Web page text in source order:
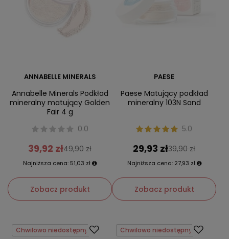
ANNABELLE MINERALS
Annabelle Minerals Podkład
mineralny matujący Golden
Fair 4 g
0.0
39,92 zł49,90 zł
Najniższa cena: 51,03 zł
Zobacz produkt
PAESE
Paese Matujący podkład
mineralny 103N Sand
5.0
29,93 zł39,90 zł
Najniższa cena: 27,93 zł
Zobacz produkt
Chwilowo niedostępny Chwilowo niedostępny